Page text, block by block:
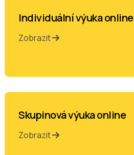
Individuální výuka online
Zobrazit
Skupinová výuka online
Zobrazit